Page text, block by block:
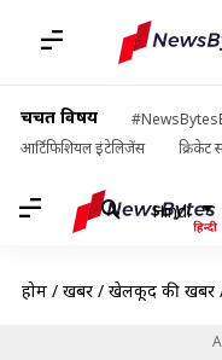
चर्चित विषय
आर्टिफिशियल इंटेलिजेंस
क्रिकेट
Hindi
होम / खबरें / खेलकूद की खबरें